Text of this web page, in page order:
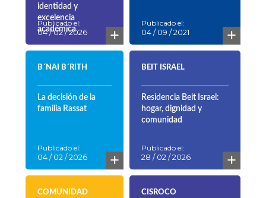
identidad y
excelencia
académica
Publicado el:
04 / 02 / 2026 +
Publicado el:
04 / 09 / 2021 +
B´NAI B´RITH
La decisión de la
familia Rassat
Publicado el:
04 / 02 / 2026 +
BEIT ISRAEL
Residencia Beit Israel:
hogar, dignidad y
comunidad
Publicado el:
28 / 02 / 2026 +
COMUNIDAD
CISROCO